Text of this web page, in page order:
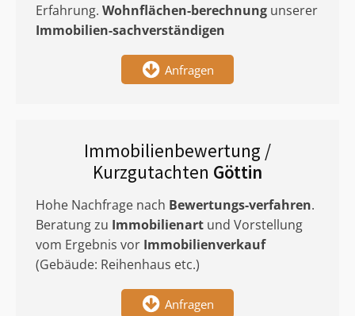
Erfahrung. Wohnflächen-berechnung unserer
Immobilien-sachverständigen
Anfragen
Immobilienbewertung /
Kurzgutachten Göttin
Hohe Nachfrage nach Bewertungs-verfahren.
Beratung zu Immobilienart und Vorstellung
vom Ergebnis vor Immobilienverkauf
(Gebäude: Reihenhaus etc.)
Anfragen